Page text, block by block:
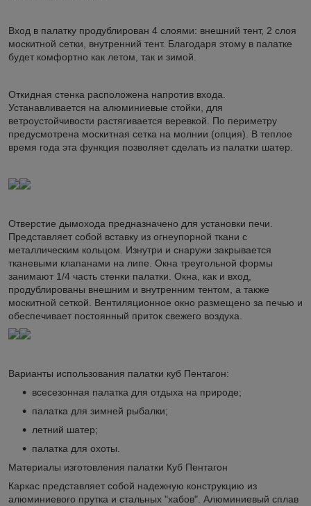
Вход в палатку продублирован 4 слоями: внешний тент, 2 слоя
москитной сетки, внутренний тент. Благодаря этому в палатке
будет комфортно как летом, так и зимой.
Откидная стенка расположена напротив входа.
Устанавливается на алюминиевые стойки, для
ветроустойчивости растягивается веревкой. По периметру
предусмотрена москитная сетка на молнии (опция). В теплое
время года эта функция позволяет сделать из палатки шатер.
Отверстие дымохода предназначено для установки печи.
Представляет собой вставку из огнеупорной ткани с
металлическим кольцом. Изнутри и снаружи закрывается
тканевыми клапанами на липе. Окна треугольной формы
занимают 1/4 часть стенки палатки. Окна, как и вход,
продублированы внешним и внутренним тентом, а также
москитной сеткой. Вентиляционное окно размещено за печью и
обеспечивает постоянный приток свежего воздуха.
Варианты использования палатки куб Пентагон:
всесезонная палатка для отдыха на природе;
палатка для зимней рыбалки;
летний шатер;
палатка для охоты.
Материалы изготовления палатки Куб Пентагон
Каркас представляет собой надежную конструкцию из
алюминиевого прутка и стальных "хабов". Алюминиевый сплав